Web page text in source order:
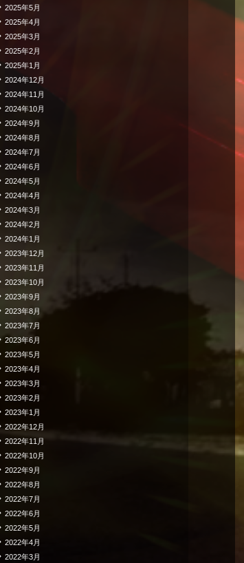
2025年5月
2025年4月
2025年3月
2025年2月
2025年1月
2024年12月
2024年11月
2024年10月
2024年9月
2024年8月
2024年7月
2024年6月
2024年5月
2024年4月
2024年3月
2024年2月
2024年1月
2023年12月
2023年11月
2023年10月
2023年9月
2023年8月
2023年7月
2023年6月
2023年5月
2023年4月
2023年3月
2023年2月
2023年1月
2022年12月
2022年11月
2022年10月
2022年9月
2022年8月
2022年7月
2022年6月
2022年5月
2022年4月
2022年3月